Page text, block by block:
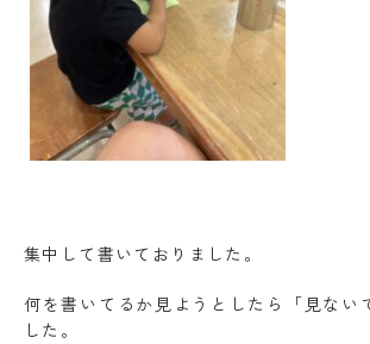
集中して書いておりました。
何を書いてるか見ようとしたら「見ない
した。